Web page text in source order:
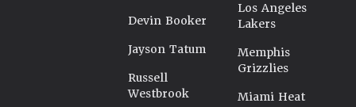
Devin Booker
Jayson Tatum
Russell
Westbrook
Los Angeles
Lakers
Memphis
Grizzlies
Miami Heat